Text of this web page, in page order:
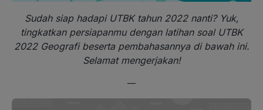
Sudah siap hadapi UTBK tahun 2022 nanti? Yuk,
tingkatkan persiapanmu dengan latihan soal UTBK
2022 Geografi beserta pembahasannya di bawah ini.
Selamat mengerjakan!
—